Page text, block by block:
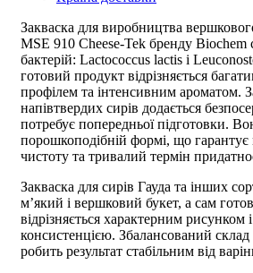
Закваска для виробництва
MSE 910 Cheese-Tek бренду Biochem
бактерій: Lactococcus lactis і
готовий продукт відрізняється
профілем та інтенсивним ароматом.
напівтвердих сирів додається
потребує попередньої підготовки.
порошкоподібній формі, що
чистоту та тривалий термін
Закваска для сирів Гауда та інших
м’який і вершковий букет, а сам
відрізняється характерним рисунком
консистенцією. Збалансований склад
робить результат стабільним від